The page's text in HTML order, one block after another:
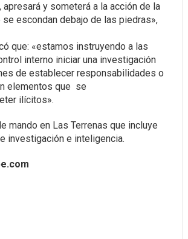
y someterá a la acción de la
se escondan debajo de las piedras»,
que: «estamos instruyendo a las
interno iniciar una investigación
de establecer responsabilidades o
elementos que se
ilícitos».
mando en Las Terrenas que incluye
investigación e inteligencia.